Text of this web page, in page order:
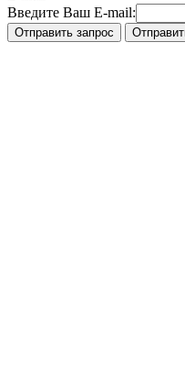
Введите Ваш E-mail: